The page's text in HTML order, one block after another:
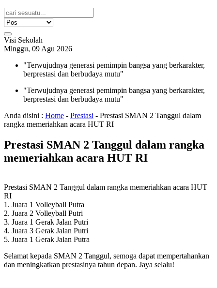
Visi Sekolah
Minggu, 09 Agu 2026
"Terwujudnya generasi pemimpin bangsa yang berkarakter,
berprestasi dan berbudaya mutu"
"Terwujudnya generasi pemimpin bangsa yang berkarakter,
berprestasi dan berbudaya mutu"
Anda disini : Home - Prestasi - Prestasi SMAN 2 Tanggul dalam
rangka memeriahkan acara HUT RI
Prestasi SMAN 2 Tanggul dalam rangka
memeriahkan acara HUT RI
Prestasi SMAN 2 Tanggul dalam rangka memeriahkan acara HUT
RI
1. Juara 1 Volleyball Putra
2. Juara 2 Volleyball Putri
3. Juara 1 Gerak Jalan Putri
4. Juara 3 Gerak Jalan Putri
5. Juara 1 Gerak Jalan Putra
Selamat kepada SMAN 2 Tanggul, semoga dapat mempertahankan
dan meningkatkan prestasinya tahun depan. Jaya selalu!